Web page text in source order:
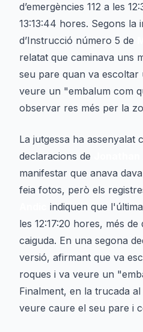
d’emergències 112 a les
13:13:44 hores. Segons
d’Instrucció número 5 de
relatat que caminava uns
seu pare quan va
veure un "embalum com
observar res més per la
La jutgessa ha assenyalat
declaracions de
manifestar que anava
feia fotos, però els
indiquen que
les 12:17:20 hores, més
caiguda. En una segona
versió, afirmant que va
roques i va veure un
Finalment, en la trucada
veure caure el seu pare i